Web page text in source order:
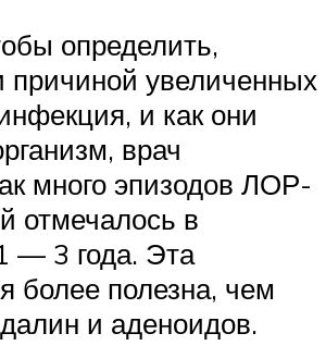
определить,
причиной увеличенных
и как они
врач
много эпизодов ЛОР-
отмечалось в
— 3 года. Эта
более полезна, чем
и аденоидов.